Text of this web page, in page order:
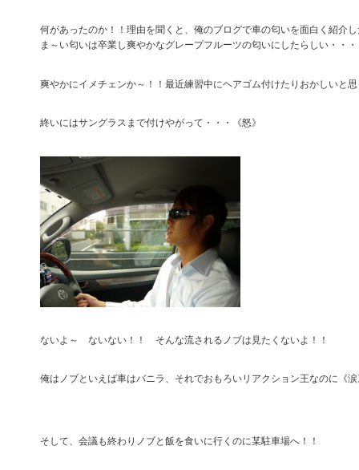
何があったのか！！理由を聞くと、俺のブログで車の匂いを面白く紹介
ま～い匂いは卒業し爽やかなグレープフルーツの匂いにしたらしい・・
爽やかにイメチェンか～！！最近練習中にヘアゴム付けたりおかしいと
終いにはサングラスまで付けやがって・・・《怒》
ないよ～ ないない！！ そんな流されるノブは見たくないよ！！
俺はノブといえば車はバニラ、それでおもろいリアクション王なのに《
そして、会議も終わりノブと飯を食いに行くのに某駐車場へ！！